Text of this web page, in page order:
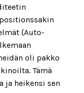
(Auto-
oli pakko
Tämä
ja heikensi sen